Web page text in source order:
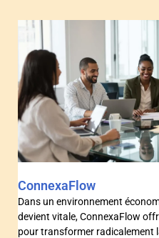
ConnexaFlow
Dans un environnement
devient vitale, ConnexaFlow
pour transformer radicalement